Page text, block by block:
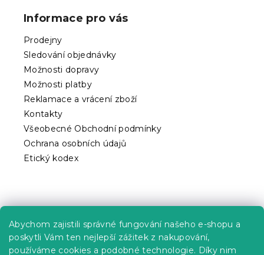
Abychom zajistili správné fungování našeho e-shopu a
poskytli Vám ten nejlepší zážitek z nakupování,
používáme cookies a podobné technologie. Díky nim
ý
i
s
Informace pro vás
Prodejny
Sledování objednávky
Možnosti dopravy
Možnosti platby
Reklamace a vrácení zboží
Kontakty
Všeobecné Obchodní podmínky
Ochrana osobních údajů
Etický kodex
Kariéra